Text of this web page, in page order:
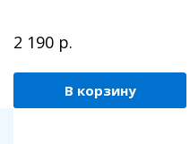
2 190 р.
В корзину